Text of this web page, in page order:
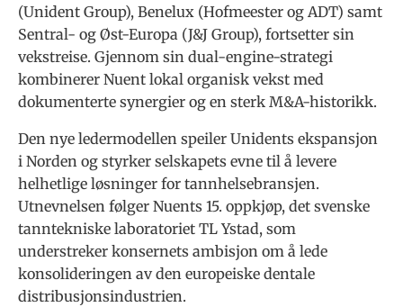
(Unident Group), Benelux (Hofmeester og ADT) samt
Sentral- og Øst-Europa (J&J Group), fortsetter sin
vekstreise. Gjennom sin dual-engine-strategi
kombinerer Nuent lokal organisk vekst med
dokumenterte synergier og en sterk M&A-historikk.
Den nye ledermodellen speiler Unidents ekspansjon
i Norden og styrker selskapets evne til å levere
helhetlige løsninger for tannhelsebransjen.
Utnevnelsen følger Nuents 15. oppkjøp, det svenske
tanntekniske laboratoriet TL Ystad, som
understreker konsernets ambisjon om å lede
konsolideringen av den europeiske dentale
distribusjonsindustrien.